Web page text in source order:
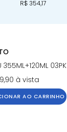
R$ 354,17
355ML+120ML 03PK
à vista
AO CARRINHO